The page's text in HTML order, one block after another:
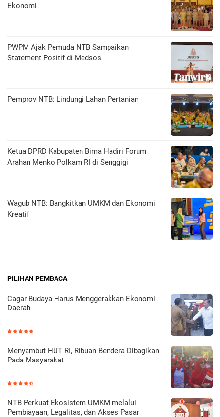
Ekonomi
PWPM Ajak Pemuda NTB Sampaikan
Statement Positif di Medsos
Pemprov NTB: Lindungi Lahan Pertanian
Ketua DPRD Kabupaten Bima Hadiri Forum
Arahan Menko Polkam RI di Senggigi
Wagub NTB: Bangkitkan UMKM dan Ekonomi
Kreatif
PILIHAN PEMBACA
Cagar Budaya Harus Menggerakkan Ekonomi
Daerah
Menyambut HUT RI, Ribuan Bendera Dibagikan
Pada Masyarakat
NTB Perkuat Ekosistem UMKM melalui
Pembiayaan, Legalitas, dan Akses Pasar